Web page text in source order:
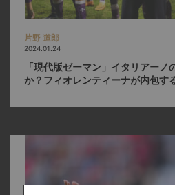
片野 道郎
2024.01.24
「現代版ゼーマン」イタリアー
か？フィオレンティーナが内包す